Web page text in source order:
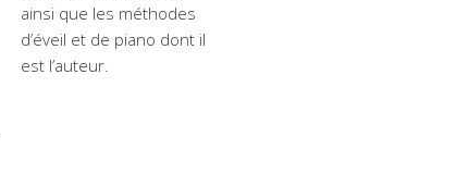
ainsi que les méthodes
d’éveil et de piano dont il
est l’auteur.